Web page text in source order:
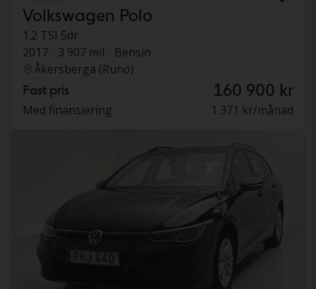
Volkswagen Polo
1.2 TSI 5dr
2017
3 907 mil
Bensin
Åkersberga (Runö)
Fast pris 160 900 kr
Med finansiering 1 371 kr/månad